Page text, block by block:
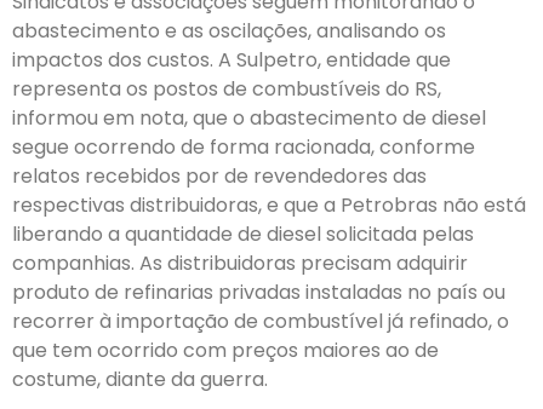
abastecimento e as oscilações, analisando os
impactos dos custos. A Sulpetro, entidade que
representa os postos de combustíveis do RS,
informou em nota, que o abastecimento de diesel
segue ocorrendo de forma racionada, conforme
relatos recebidos por de revendedores das
respectivas distribuidoras, e que a Petrobras não está
liberando a quantidade de diesel solicitada pelas
companhias. As distribuidoras precisam adquirir
produto de refinarias privadas instaladas no país ou
recorrer à importação de combustível já refinado, o
que tem ocorrido com preços maiores ao de
costume, diante da guerra.